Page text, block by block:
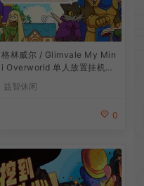
格林威尔 / Glimvale My Min
i Overworld 单人放置挂机城
益智休闲
0